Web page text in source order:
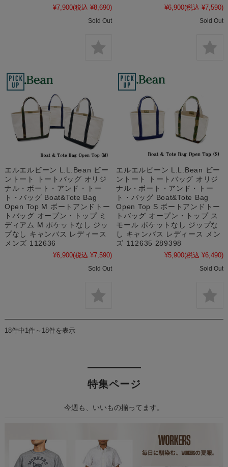
¥7,900(税込 ¥8,690)
Sold Out
¥6,900(税込 ¥7,590)
Sold Out
エルエルビーン L.L.Bean ビー
ントート トートバッグ オリジ
ナル・ボート・アンド・トー
ト・バッグ Boat&Tote Bag
Open Top M ボートアンドトー
トバッグ オープン・トップ ミ
ディアム M ポケットなし ジッ
プなし キャンバス レディース
メンズ 112636
¥6,900(税込 ¥7,590)
Sold Out
エルエルビーン L.L.Bean ビー
ントート トートバッグ オリジ
ナル・ボート・アンド・トー
ト・バッグ Boat&Tote Bag
Open Top S ボートアンドトー
トバッグ オープン・トップ ス
モール ポケットなし ジップな
し キャンバス レディース メン
ズ 112635 289398
¥5,900(税込 ¥6,490)
Sold Out
18件中1件～18件を表示
特集ページ
今週も、いいもの揃ってます。